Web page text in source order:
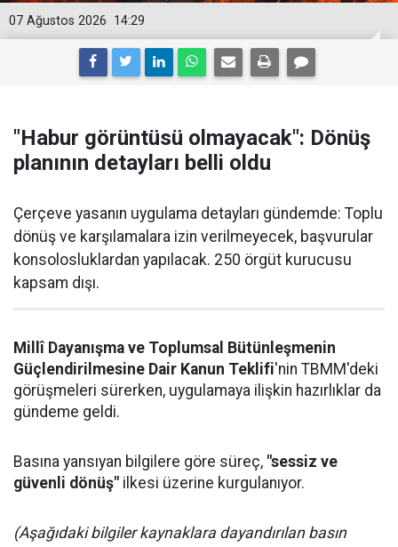
14:29
07 Ağustos 2026
"Habur görüntüsü olmayacak": Dönüş
planının detayları belli oldu
Çerçeve yasanın uygulama detayları gündemde: Toplu
dönüş ve karşılamalara izin verilmeyecek, başvurular
konsolosluklardan yapılacak. 250 örgüt kurucusu
kapsam dışı.
Millî Dayanışma ve Toplumsal Bütünleşmenin
Güçlendirilmesine Dair Kanun Teklifi'nin TBMM'deki
görüşmeleri sürerken, uygulamaya ilişkin hazırlıklar da
gündeme geldi.
Basına yansıyan bilgilere göre süreç, "sessiz ve
güvenli dönüş" ilkesi üzerine kurgulanıyor.
(Aşağıdaki bilgiler kaynaklara dayandırılan basın